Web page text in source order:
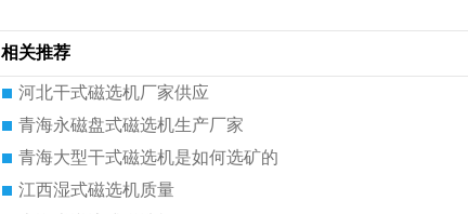
相关推荐
河北干式磁选机厂家供应
青海永磁盘式磁选机生产厂家
青海大型干式磁选机是如何选矿的
江西湿式磁选机质量